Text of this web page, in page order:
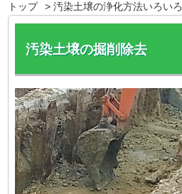
トップ 汚染土壌の浄化方法いろいろ
汚染土壌の掘削除去